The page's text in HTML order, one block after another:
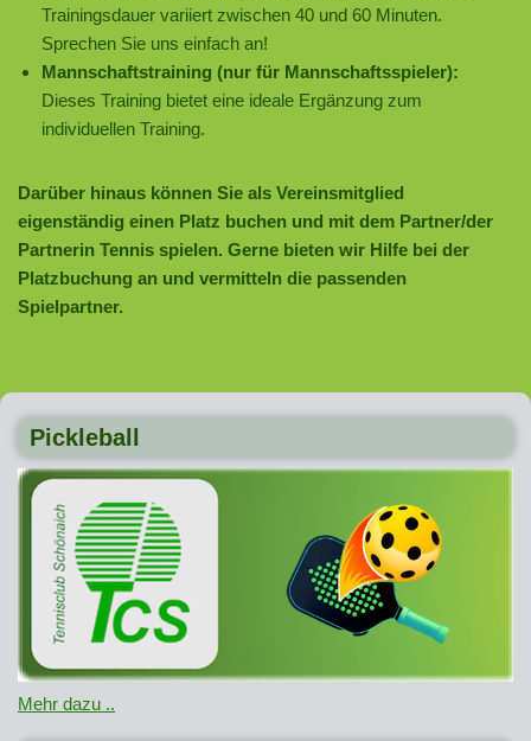
Trainingsdauer variiert zwischen 40 und 60 Minuten.
Sprechen Sie uns einfach an!
Mannschaftstraining (nur für Mannschaftsspieler):
Dieses Training bietet eine ideale Ergänzung zum
individuellen Training.
Darüber hinaus können Sie als Vereinsmitglied
eigenständig einen Platz buchen und mit dem Partner/der
Partnerin Tennis spielen. Gerne bieten wir Hilfe bei der
Platzbuchung an und vermitteln die passenden
Spielpartner.
Pickleball
Mehr dazu ..